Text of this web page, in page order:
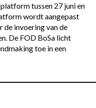
tussen 27 juni en
wordt aangepast
de invoering van de
De FOD BoSa licht
toe in een